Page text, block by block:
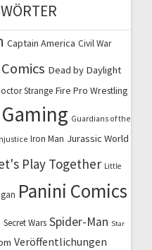
Captain America Civil War
Comics Dead by Daylight
Strange Fire Pro Wrestling
Gaming Guardians of the
Iron Man Jurassic World
Play Together Little
Panini Comics
Secret Wars Spider-Man Star
Veröffentlichungen